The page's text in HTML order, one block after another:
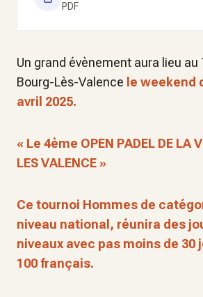
PDF
Un grand évènement aura lieu au
Bourg-Lès-Valence le weekend
avril 2025.
« Le 4ème OPEN PADEL DE LA
LES VALENCE »
Ce tournoi Hommes de
niveau national, réunira des
niveaux avec pas moins de 30
100 français.